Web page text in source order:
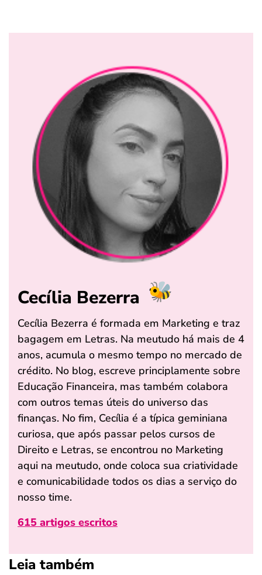
Cecília Bezerra
Cecília Bezerra é formada em Marketing e traz
bagagem em Letras. Na meutudo há mais de 4
anos, acumula o mesmo tempo no mercado de
crédito. No blog, escreve principlamente sobre
Educação Financeira, mas também colabora
com outros temas úteis do universo das
finanças. No fim, Cecília é a típica geminiana
curiosa, que após passar pelos cursos de
Direito e Letras, se encontrou no Marketing
aqui na meutudo, onde coloca sua criatividade
e comunicabilidade todos os dias a serviço do
nosso time.
615 artigos escritos
Leia também